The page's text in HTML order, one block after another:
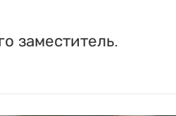
заместитель.